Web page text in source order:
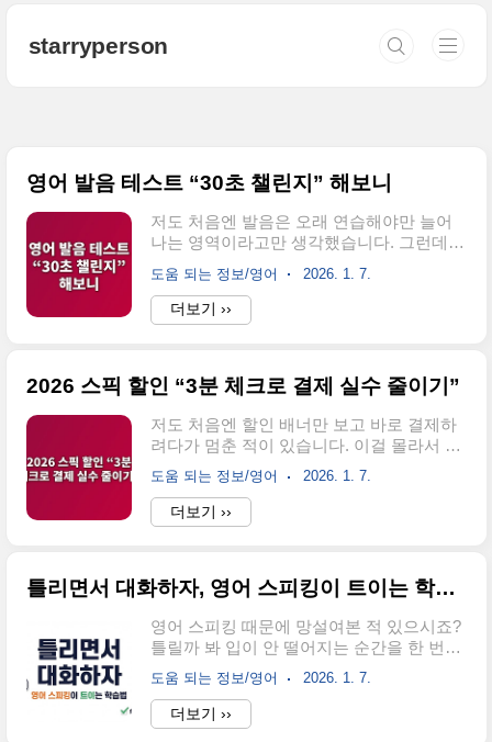
starryperson
영어 발음 테스트 “30초 챌린지” 해보니
저도 처음엔 발음은 오래 연습해야만 늘어
나는 영역이라고만 생각했습니다. 그런데
어느 날, 30초짜리 짧은 테스트를 해보고 나
서 “아, 내가 자주 틀리는 지점이 여기였구
나”가 바로 보이더라고요. 이걸 몰라서 시간
을 꽤 날렸습니다. 이번 글은 딱 30초 안에
길게 공부하기 전에, 먼저 “어디가 새는
나는 영어 발음 테스트 · 진단 시작점맞힌 발
음 수 확인 · 처음 알게 된 발음 체크녹음 비
교 · 개인 피드백으로 다음 연습 연결영어 발
음 테스트, 30초가 의미 있는 이유30초 포맷
은 “완벽한 평가”가 아니라 빠른 진단에 최
도움 되는 정보/영어 2026. 1. 7.
더보기 ››
2026 스픽 할인 “3분 체크로 결제 실수 줄이기”
저도 처음엔 할인 배너만 보고 바로 결제하
려다가 멈춘 적이 있습니다. 이걸 몰라서 시
간을 꽤 날렸습니다. 해보기 전엔 “어차피 다
비슷하겠지” 싶었는데, 막상 들어가 보니 적
용 플랜·기간·결제 화면에서 실수가 나더라
고요. 그래서 오늘은 2026 스픽 할인을 “지
버드 흐름을 중심으로, 구매 전에 딱 필요한
새해 시즌에 노출되는 프로모션 흐름이 핵
심입니다.중심 플랜이 프리미엄 플러스로
잡히는 경우가 많습니다.숫자(할인율·최종
가)가 안 보여도, 얼리버드 구조는 결제 타이
밍 판단에 도움이 됩니다.2026 스픽 할인,
도움 되는 정보/영어 2026. 1. 7.
더보기 ››
틀리면서 대화하자, 영어 스피킹이 트이는 학습법
영어 스피킹 때문에 망설여본 적 있으시죠?
틀릴까 봐 입이 안 떨어지는 순간을 한 번쯤
은 겪게 됩니다. 그때마다 실수가 문제처럼
느껴지곤 합니다. 그런데 실제로는 방향이
반대였습니다. 틀리면서 말할 때 오히려 영
어 스피킹이 트이기 시작합니다.본 글은 공
도움 되는 정보/영어 2026. 1. 7.
더보기 ››